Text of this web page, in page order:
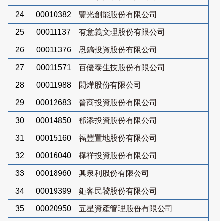
24 00010382 豐光創能股份有限公司
25 00011137 有意義文理股份有限公司
26 00011376 恩鎬投資股份有限公司
27 00011571 百優泰生技股份有限公司
28 00011988 閎燁股份有限公司
29 00012683 晉商投資股份有限公司
30 00014850 郁添投資股份有限公司
31 00015160 福豐置地股份有限公司
32 00016040 樺祥投資股份有限公司
33 00018960 興泉利股份有限公司
34 00019399 鉅客民饕股份有限公司
35 00020950 五星資產管理股份有限公司